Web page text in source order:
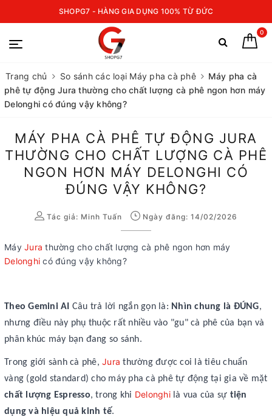
SHOPG7 - HÀNG GIA DỤNG 100% TỪ ĐỨC
0
Trang chủ So sánh các loại Máy pha cà phê
Máy pha cà
phê tự động Jura thường cho chất lượng cà phê ngon hơn máy
Delonghi có đúng vậy không?
MÁY PHA CÀ PHÊ TỰ ĐỘNG JURA
THƯỜNG CHO CHẤT LƯỢNG CÀ PHÊ
NGON HƠN MÁY DELONGHI CÓ
ĐÚNG VẬY KHÔNG?
Tác giả: Minh Tuấn Ngày đăng: 14/02/2026
Máy Jura thường cho chất lượng cà phê ngon hơn máy
Delonghi có đúng vậy không?
Theo Gemini AI Câu trả lời ngắn gọn là: Nhìn chung là ĐÚNG,
nhưng điều này phụ thuộc rất nhiều vào "gu" cà phê của bạn và
phân khúc máy bạn đang so sánh.
Trong giới sành cà phê, Jura thường được coi là tiêu chuẩn
vàng (gold standard) cho máy pha cà phê tự động tại gia về mặt
chất lượng Espresso, trong khi Delonghilà vua của sự tiện
dụng và hiệu quả kinh tế.